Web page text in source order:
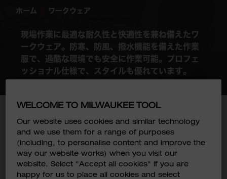
ホーム / ワークウェア
現場作業に最適な耐久性と快適性を兼ね備えたワ
ークウェア。防寒、防風、撥水機能を備えた作業
服で、過酷な環境でも安全に作業可能。プロフェ
ッショナル仕様で、スタイルも優れています。
の商品 13 15
WELCOME TO MILWAUKEE TOOL
Our website uses cookies and similar technology
and we use them for a range of purposes
(including, to personalise content and improve the
way our website works) when you visit our
website. Select "Accept all cookies" if you are
happy for us to place all cookies and select